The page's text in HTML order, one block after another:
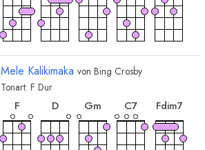
Mele Kalikimaka von Bing Crosby
Tonart: F Dur
F
akkord
D
Gm
C7 Fdim7